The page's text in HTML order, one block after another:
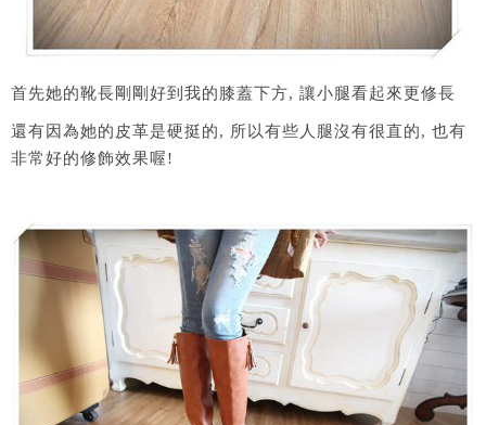
首先她的靴長剛剛好到我的膝蓋下方, 讓小腿看起來更修長
還有因為她的皮革是硬挺的, 所以有些人腿沒有很直的, 也有
非常好的修飾效果喔!